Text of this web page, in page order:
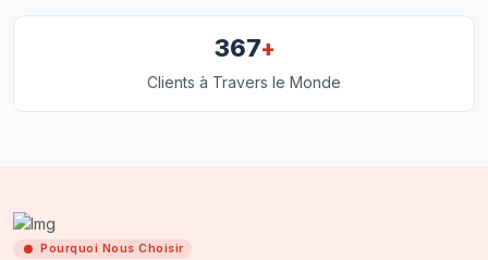
367+
Clients à Travers le Monde
Pourquoi Nous Choisir